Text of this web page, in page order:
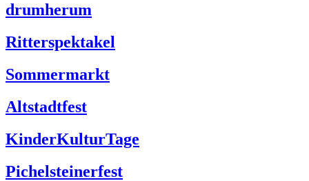
drumherum
Ritterspektakel
Sommermarkt
Altstadtfest
KinderKulturTage
Pichelsteinerfest